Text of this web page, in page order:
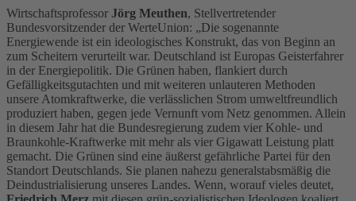
Wirtschaftsprofessor Jörg Meuthen, Stellvertretender
Bundesvorsitzender der WerteUnion: „Die sogenannte
Energiewende ist ein ideologisches Konstrukt, das von Beginn an
zum Scheitern verurteilt war. Deutschland ist Europas Geisterfahrer
in der Energiepolitik. Die Grünen haben, flankiert durch
Gefälligkeitsgutachten und mit weiteren unlauteren Methoden
unsere Atomkraftwerke, die verlässlichen Strom umweltfreundlich
produziert haben, gegen jede Vernunft vom Netz genommen. Allein
in diesem Jahr hat die Bundesregierung zudem vier Kohle- und
Braunkohle-Kraftwerke mit mehr als vier Gigawatt Leistung platt
gemacht. Die Grünen sind eine äußerst gefährliche Partei für den
Standort Deutschlands. Sie planen nahezu generalstabsmäßig die
Deindustrialisierung unseres Landes. Wenn, worauf vieles deutet,